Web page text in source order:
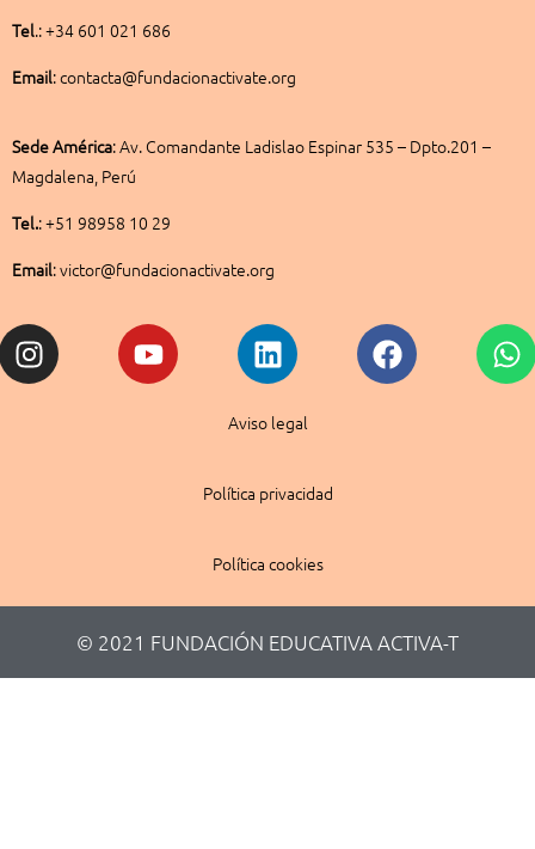
Tel.: +34 601 021 686
Email: contacta@fundacionactivate.org
Sede América:Av. Comandante Ladislao Espinar 535 – Dpto.201 –
Magdalena, Perú
Tel.: +51 98958 10 29
Email: victor@fundacionactivate.org
InstagramYoutubeLinkedin Facebook
Aviso legal
Política privacidad
Política cookies
© 2021 FUNDACIÓN EDUCATIVA ACTIVA-T​